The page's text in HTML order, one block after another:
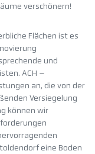
verschönern!
Flächen ist es
und
ACH –
an, die von der
Versiegelung
können wir
eine Boden